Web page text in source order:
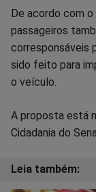
De acordo com
passageiros
corresponsáveis
sido feito para
o veículo.
A proposta está
Cidadania do